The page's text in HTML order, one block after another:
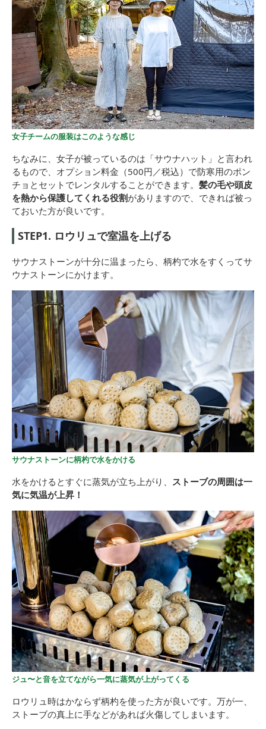
女子チームの服装はこのような感じ
ちなみに、女子が被っているのは「サウナハット」と言われ
るもので、オプション料金（500円／税込）で防寒用のポン
チョとセットでレンタルすることができます。 髪の毛や頭皮
を熱から保護してくれる役割がありますので、できれば被っ
ておいた方が良いです。
STEP1. ロウリュで室温を上げる
サウナストーンが十分に温まったら、柄杓で水をすくってサ
ウナストーンにかけます。
サウナストーンに柄杓で水をかける
水をかけるとすぐに蒸気が立ち上がり、 ストーブの周囲は一
気に気温が上昇！
ジュ〜と音を立てながら一気に蒸気が上がってくる
ロウリュ時はかならず柄杓を使った方が良いです。万が一、
ストーブの真上に手などがあれば火傷してしまいます。